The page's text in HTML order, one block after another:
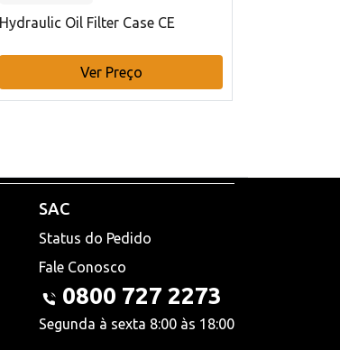
Hydraulic Oil Filter Case CE
Ver Preço
SAC
Status do Pedido
Fale Conosco
0800 727 2273
Segunda à sexta 8:00 às 18:00